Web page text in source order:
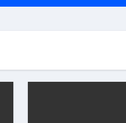
से बिना फिटनेस दौड़ रही थी